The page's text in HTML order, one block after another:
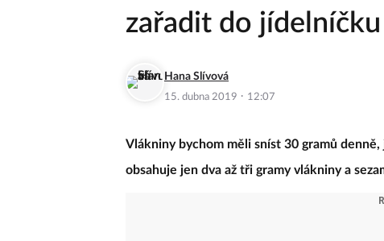
zařadit do
Hana Slívová
15. dubna 2019 · 12:07
Vlákniny bychom měli sníst 30 gramů
obsahuje jen dva až tři gramy vlákniny a